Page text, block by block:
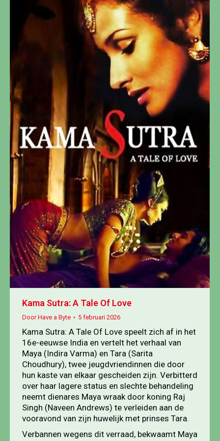
Kama Sutra: A Tale Of Love
DoorHave a Byte 5 februari 2026
Kama Sutra: A Tale Of Love speelt zich af in het
16e-eeuwse India en vertelt het verhaal van
Maya (Indira Varma) en Tara (Sarita
Choudhury), twee jeugdvriendinnen die door
hun kaste van elkaar gescheiden zijn. Verbitterd
over haar lagere status en slechte behandeling
neemt dienares Maya wraak door koning Raj
Singh (Naveen Andrews) te verleiden aan de
vooravond van zijn huwelijk met prinses Tara.
Verbannen wegens dit verraad, bekwaamt Maya